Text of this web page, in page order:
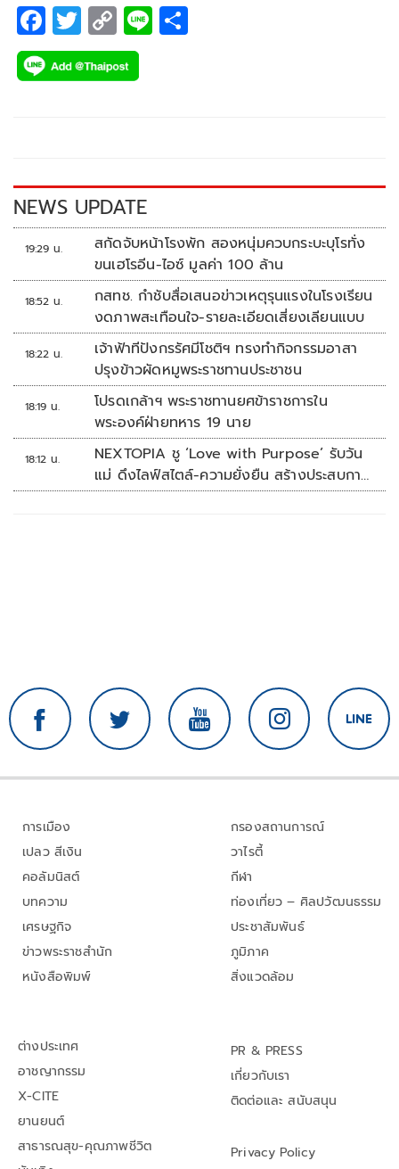
F
ac
e
k
T
wi
tt
C
o
p
k
Li
NEWS UPDATE
19:29 น.
สกัดจับหน้าโรงพัก สองหนุ่มควบกระบะบุโรทั่ง
ขนเฮโรอีน-ไอซ์ มูลค่า 100 ล้าน
18:52 น.
กสทช. กำชับสื่อเสนอข่าวเหตุรุนแรงในโรงเรียน
งดภาพสะเทือนใจ-รายละเอียดเสี่ยงเลียนแบบ
18:22 น.
เจ้าฟ้าทีปังกรรัศมีโชติฯ ทรงทำกิจกรรมอาสา
ปรุงข้าวผัดหมูพระราชทานประชาชน
18:19 น.
โปรดเกล้าฯ พระราชทานยศข้าราชการใน
พระองค์ฝ่ายทหาร 19 นาย
18:12 น.
NEXTOPIA ชู ‘Love with Purpose’ รับวัน
แม่ ดึงไลฟ์สไตล์-ความยั่งยืน สร้างประสบกา
รณ์ช้อปปิงมีความหมาย
การเมือง
เปลว สีเงิน
คอลัมนิสต์
บทความ
เศรษฐกิจ
ข่าวพระราชสำนัก
หนังสือพิมพ์
กรองสถานการณ์
วาไรตี้
กีฬา
ท่องเที่ยว – ศิลปวัฒนธรรม
ประชาสัมพันธ์
ภูมิภาค
สิ่งแวดล้อม
ต่างประเทศ
อาชญากรรม
X-CITE
ยานยนต์
สาธารณสุข-คุณภาพชีวิต
PR & PRESS
เกี่ยวกับเรา
ติดต่อและ สนับสนุน
Privacy Policy